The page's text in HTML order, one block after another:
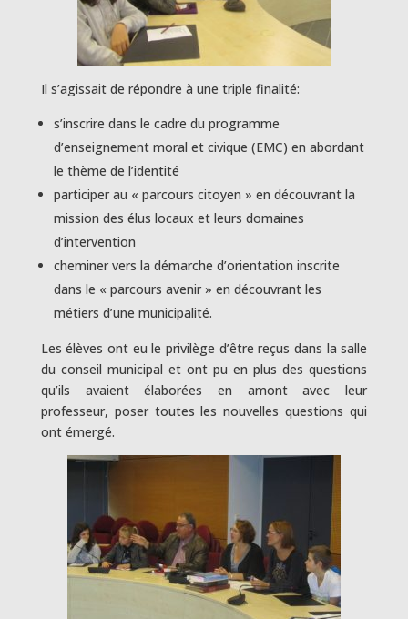
Il s’agissait de répondre à une triple finalité:
s’inscrire dans le cadre du programme
d’enseignement moral et civique (EMC) en abordant
le thème de l’identité
participer au « parcours citoyen » en découvrant la
mission des élus locaux et leurs domaines
d’intervention
cheminer vers la démarche d’orientation inscrite
dans le « parcours avenir » en découvrant les
métiers d’une municipalité.
Les élèves ont eu le privilège d’être reçus dans la salle
du conseil municipal et ont pu en plus des questions
qu’ils avaient élaborées en amont avec leur
professeur, poser toutes les nouvelles questions qui
ont émergé.